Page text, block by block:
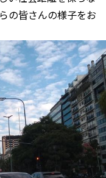
の皆さんの様子をお